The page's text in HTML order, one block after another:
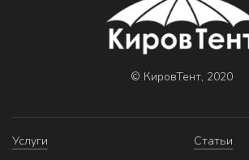
© КировТент, 2020
Услуги
Статьи